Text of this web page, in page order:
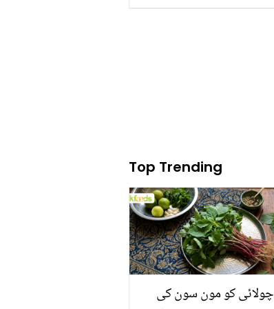
Top Trending
چولائی کو مون سون کی